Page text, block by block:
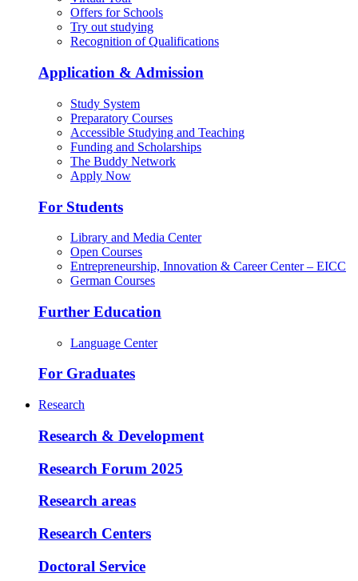
Offers for Schools
Try out studying
Recognition of Qualifications
Application & Admission
Study System
Preparatory Courses
Accessible Studying and Teaching
Funding and Scholarships
The Buddy Network
Apply Now
For Students
Library and Media Center
Open Courses
Entrepreneurship, Innovation & Career Center – EICC
German Courses
Further Education
Language Center
For Graduates
Research
Research & Development
Research Forum 2025
Research areas
Research Centers
Doctoral Service